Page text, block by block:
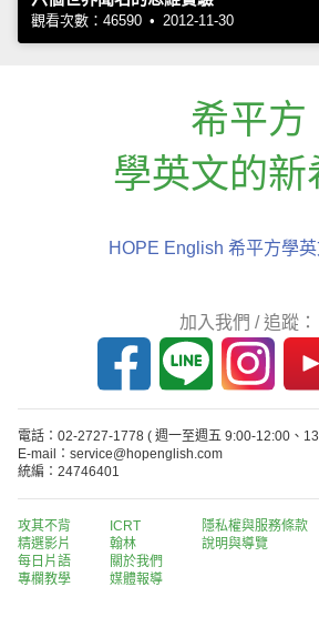
觀看次數：46590 • 2012-11-30
希平方
學英文的新
HOPE English 希平方學
加入我們 / 追蹤：
電話：02-2727-1778 ( 週一至週五 9:00-12:00、
E-mail：service@hopenglish.com
統編：24746401
攻其不背
精選影片
每日片語
專欄教學
ICRT
翰林
關於我們
媒體報導
隱私權與服務條款
說明與導覽